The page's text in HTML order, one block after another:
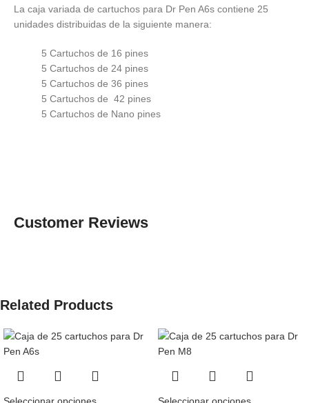
La caja variada de cartuchos para Dr Pen A6s contiene 25
unidades distribuidas de la siguiente manera:
5 Cartuchos de 16 pines
5 Cartuchos de 24 pines
5 Cartuchos de 36 pines
5 Cartuchos de 42 pines
5 Cartuchos de Nano pines
Customer Reviews
Related Products
Seleccionar opciones Seleccionar opciones